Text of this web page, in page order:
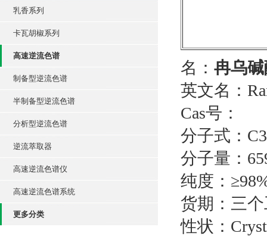
乳香系列
卡瓦胡椒系列
高速逆流色谱
制备型逆流色谱
半制备型逆流色谱
分析型逆流色谱
逆流萃取器
高速逆流色谱仪
高速逆流色谱系统
更多分类
名： 冉乌
英文名：
Cas号：
分子式：
分子量：
纯度：
货期：三
性状：